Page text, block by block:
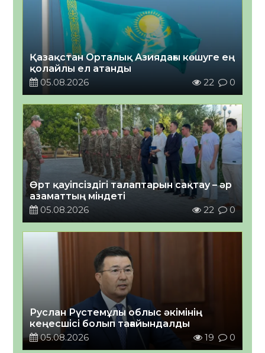
Қазақстан Орталық Азиядағы көшуге ең
қолайлы ел атанды
05.08.2026
22 0
Өрт қауіпсіздігі талаптарын сақтау – әр
азаматтың міндеті
05.08.2026
22 0
Руслан Рүстемұлы облыс әкімінің
кеңесшісі болып тағайындалды
05.08.2026
19 0